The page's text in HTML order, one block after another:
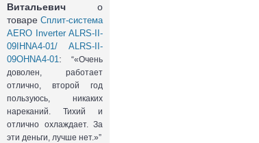
Витальевич о
товаре Сплит-система
AERO Inverter ALRS-II-
09IHNA4-01/ ALRS-II-
09OHNA4-01:
«Очень
доволен, работает
отлично, второй год
пользуюсь, никаких
нареканий. Тихий и
отлично охлаждает. За
эти деньги, лучше нет.»